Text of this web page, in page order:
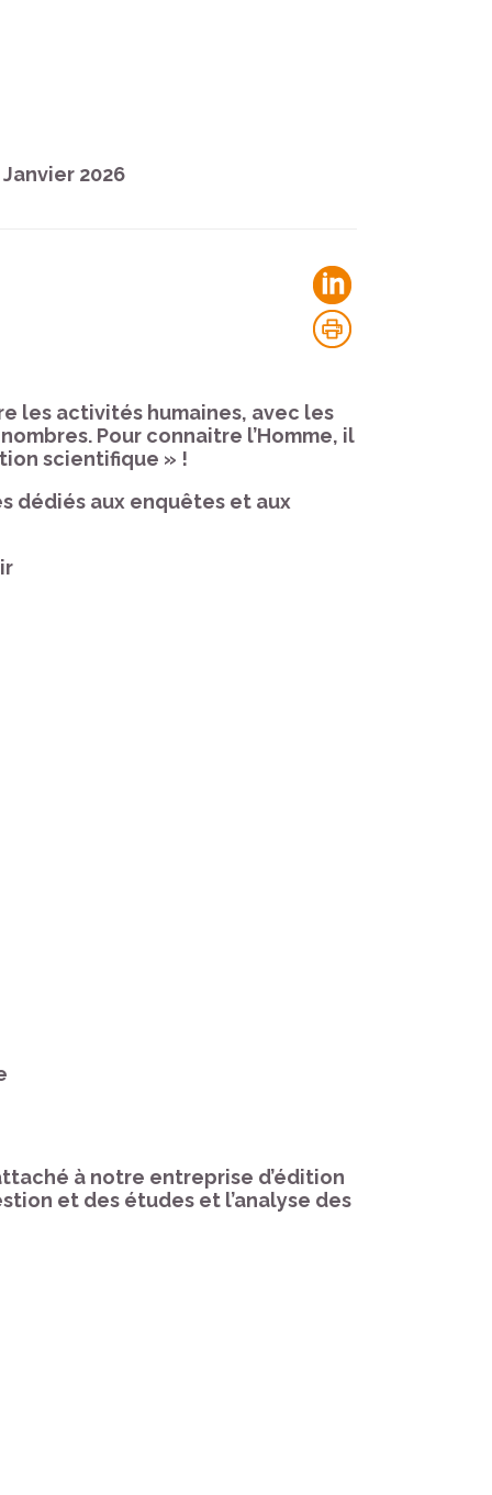
Janvier 2026
les activités humaines, avec les
Pour connaitre l’Homme, il
scientifique » !
dédiés aux enquêtes et aux
à notre entreprise d’édition
et des études et l’analyse des